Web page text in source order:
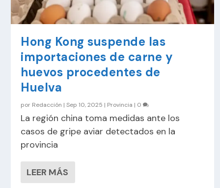
Hong Kong suspende las
importaciones de carne y
huevos procedentes de
Huelva
por Redacción |Sep 10, 2025 | Provincia | 0
La región china toma medidas ante los
casos de gripe aviar detectados en la
provincia
LEER MÁS